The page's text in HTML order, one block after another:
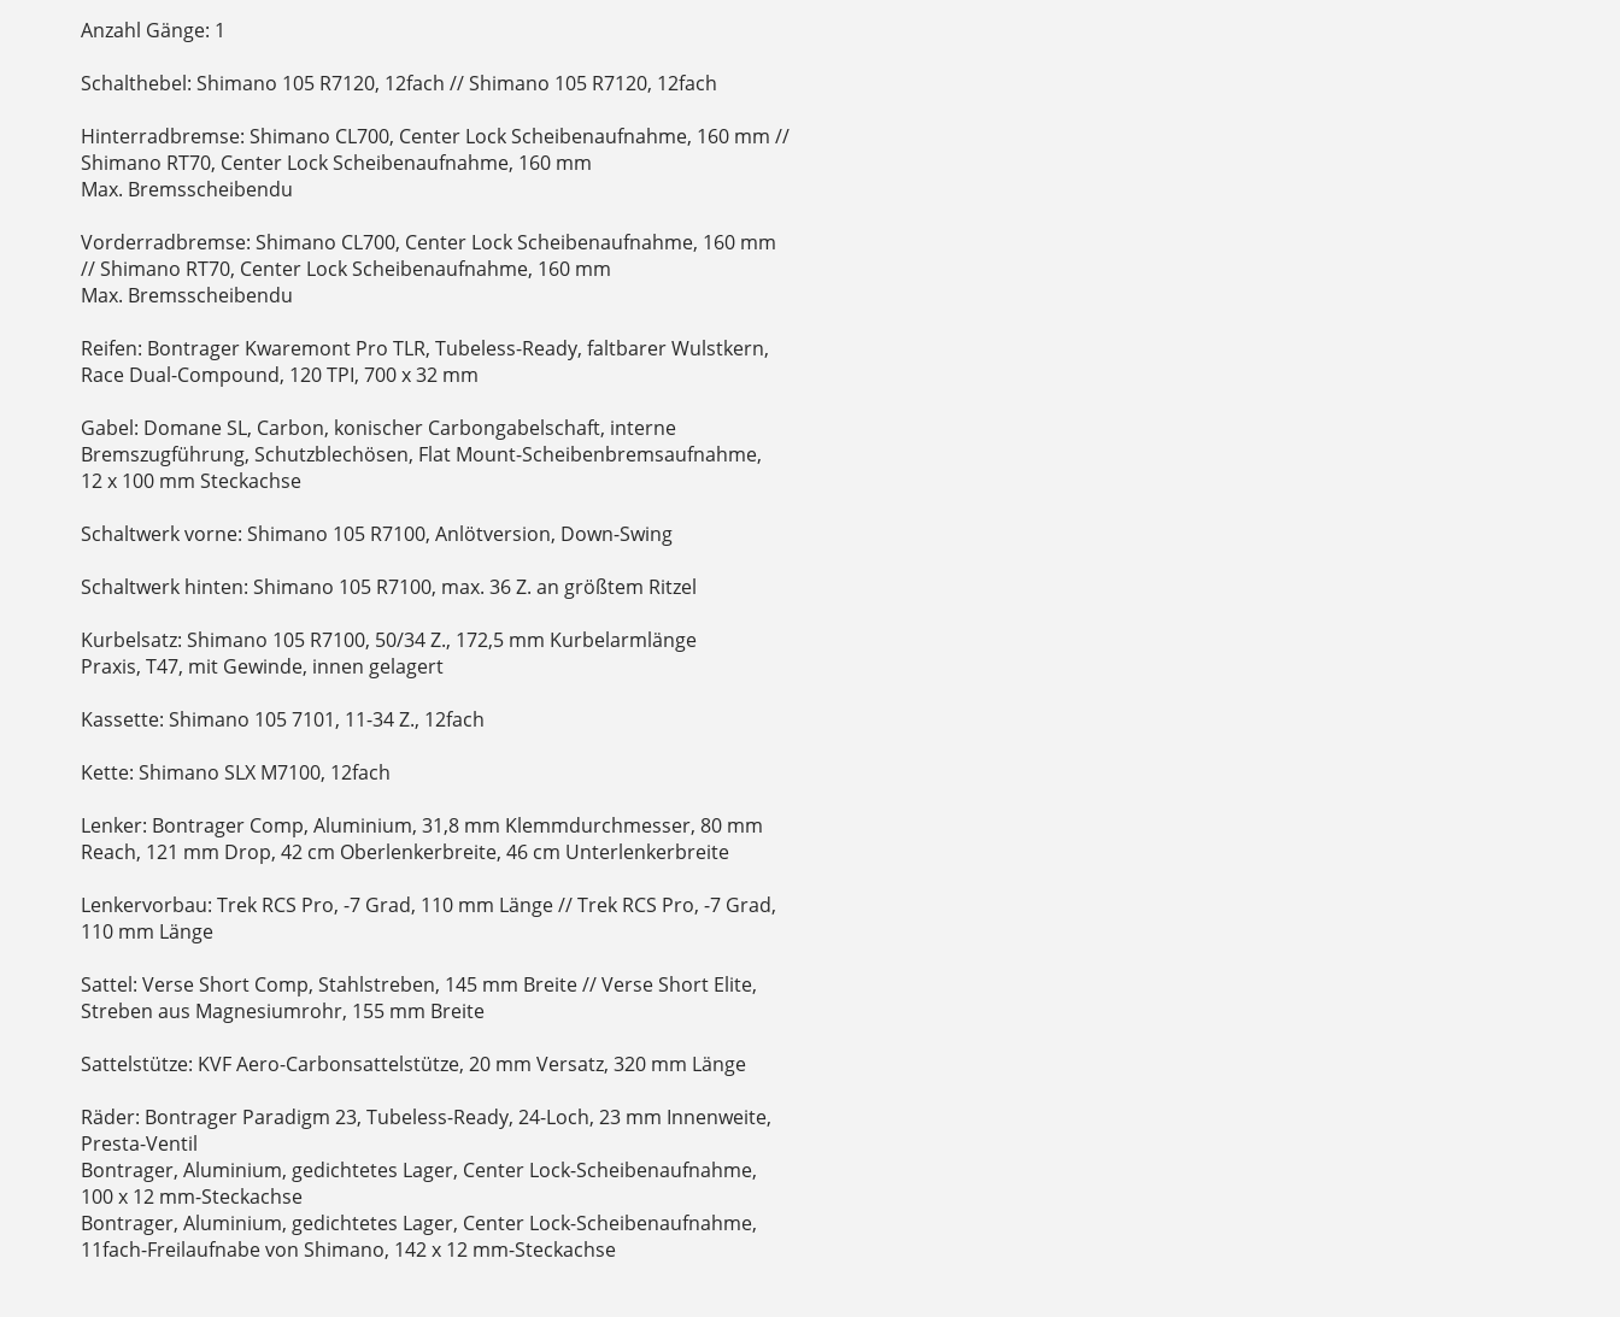
Anzahl Gänge: 1
Schalthebel: Shimano 105 R7120, 12fach // Shimano 105 R7120, 12fach
Hinterradbremse: Shimano CL700, Center Lock Scheibenaufnahme, 160 mm //
Shimano RT70, Center Lock Scheibenaufnahme, 160 mm
Max. Bremsscheibendu
Vorderradbremse: Shimano CL700, Center Lock Scheibenaufnahme, 160 mm
// Shimano RT70, Center Lock Scheibenaufnahme, 160 mm
Max. Bremsscheibendu
Reifen: Bontrager Kwaremont Pro TLR, Tubeless-Ready, faltbarer Wulstkern,
Race Dual-Compound, 120 TPI, 700 x 32 mm
Gabel: Domane SL, Carbon, konischer Carbongabelschaft, interne
Bremszugführung, Schutzblechösen, Flat Mount-Scheibenbremsaufnahme,
12 x 100 mm Steckachse
Schaltwerk vorne: Shimano 105 R7100, Anlötversion, Down-Swing
Schaltwerk hinten: Shimano 105 R7100, max. 36 Z. an größtem Ritzel
Kurbelsatz: Shimano 105 R7100, 50/34 Z., 172,5 mm Kurbelarmlänge
Praxis, T47, mit Gewinde, innen gelagert
Kassette: Shimano 105 7101, 11-34 Z., 12fach
Kette: Shimano SLX M7100, 12fach
Lenker: Bontrager Comp, Aluminium, 31,8 mm Klemmdurchmesser, 80 mm
Reach, 121 mm Drop, 42 cm Oberlenkerbreite, 46 cm Unterlenkerbreite
Lenkervorbau: Trek RCS Pro, -7 Grad, 110 mm Länge // Trek RCS Pro, -7 Grad,
110 mm Länge
Sattel: Verse Short Comp, Stahlstreben, 145 mm Breite // Verse Short Elite,
Streben aus Magnesiumrohr, 155 mm Breite
Sattelstütze: KVF Aero-Carbonsattelstütze, 20 mm Versatz, 320 mm Länge
Räder: Bontrager Paradigm 23, Tubeless-Ready, 24-Loch, 23 mm Innenweite,
Presta-Ventil
Bontrager, Aluminium, gedichtetes Lager, Center Lock-Scheibenaufnahme,
100 x 12 mm-Steckachse
Bontrager, Aluminium, gedichtetes Lager, Center Lock-Scheibenaufnahme,
11fach-Freilaufnabe von Shimano, 142 x 12 mm-Steckachse